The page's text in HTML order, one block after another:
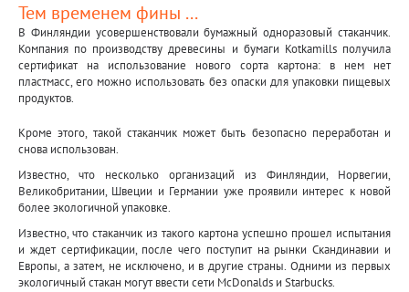
Тем временем фины ...
В Финляндии усовершенствовали бумажный одноразовый стаканчик.
Компания по производству древесины и бумаги Kotkamills получила
сертификат на использование нового сорта картона: в нем нет
пластмасс, его можно использовать без опаски для упаковки пищевых
продуктов.
Кроме этого, такой стаканчик может быть безопасно переработан и
снова использован.
Известно, что несколько организаций из Финляндии, Норвегии,
Великобритании, Швеции и Германии уже проявили интерес к новой
более экологичной упаковке.
Известно, что стаканчик из такого картона успешно прошел испытания
и ждет сертификации, после чего поступит на рынки Скандинавии и
Европы, а затем, не исключено, и в другие страны. Одними из первых
экологичный стакан могут ввести сети McDonalds и Starbucks.